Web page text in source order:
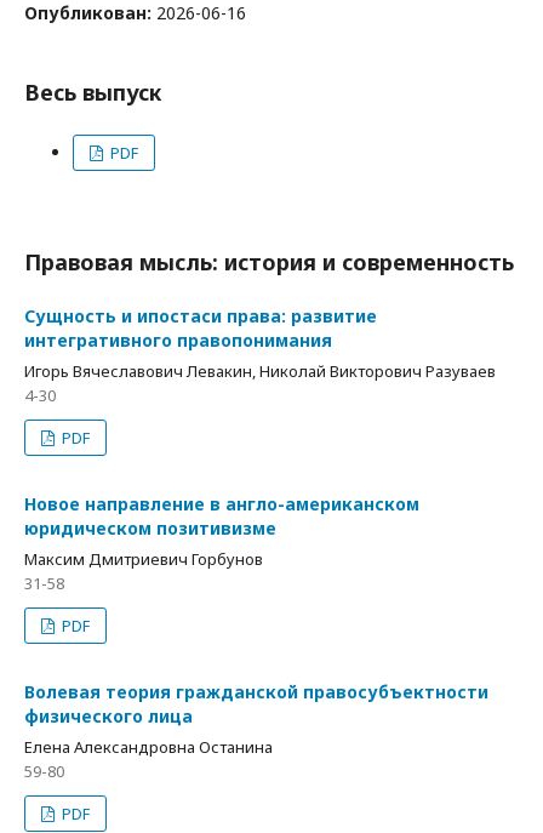
Опубликован: 2026-06-16
Весь выпуск
PDF
Правовая мысль: история и современность
Сущность и ипостаси права: развитие
интегративного правопонимания
Игорь Вячеславович Левакин, Николай Викторович Разуваев
4-30
PDF
Новое направление в англо-американском
юридическом позитивизме
Максим Дмитриевич Горбунов
31-58
PDF
Волевая теория гражданской правосубъектности
физического лица
Елена Александровна Останина
59-80
PDF